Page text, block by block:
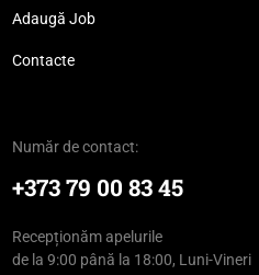
Adaugă Job
Contacte
Număr de contact:
+373 79 00 83 45
Recepționăm apelurile
de la 9:00 până la 18:00, Luni-Vineri